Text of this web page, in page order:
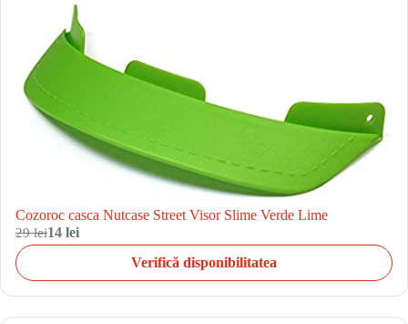
Cozoroc casca Nutcase Street Visor Slime Verde Lime
29 lei14 lei
Verifică disponibilitatea